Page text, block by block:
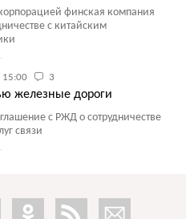
финская компания
с китайским
15:00 3
железные дороги
с РЖД о сотрудничестве
связи